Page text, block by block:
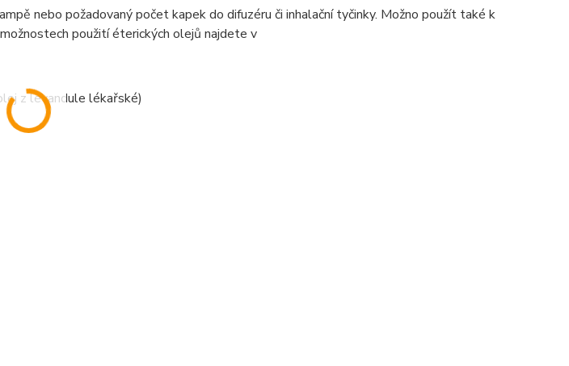
nebo požadovaný počet kapek do difuzéru či inhalační tyčinky. Možno použít také k
použití éterických olejů najdete v
z levandule lékařské)